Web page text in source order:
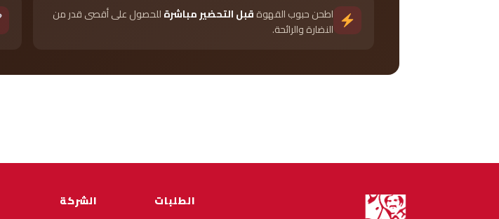
اطحن حبوب القهوةقبل التحضير مباشرةللحصول على أقصى قدر من
النضارة والرائحة.
الطلبات الشركة